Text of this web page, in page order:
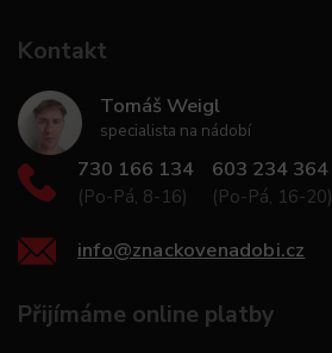
Kontakt
Tomáš Weigl
specialista na nádobí
730 166 134
(Po-Pá, 8-16)
603 234 364
(Po-Pá, 16-20)
info@znackovenadobi.cz
Přijímáme online platby